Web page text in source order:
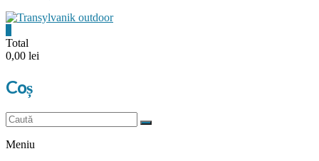
Transylvanik
and
more
Total
0,00 lei
Coș
Meniu